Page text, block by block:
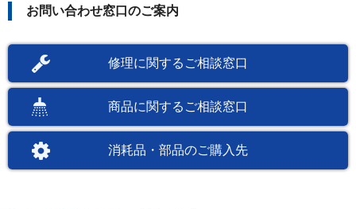
お問い合わせ窓口のご案内
修理に関するご相談窓口
商品に関するご相談窓口
消耗品・部品のご購入先